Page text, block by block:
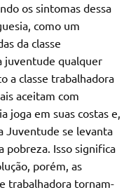
os sintomas dessa
como um
da classe
juventude qualquer
a classe trabalhadora
aceitam com
joga em suas costas e,
Juventude se levanta
pobreza. Isso significa
porém, as
trabalhadora tornam-